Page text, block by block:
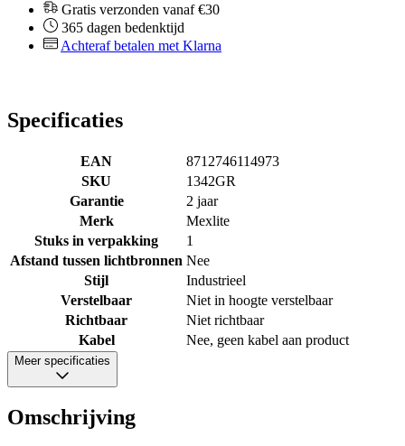
Gratis verzonden vanaf €30
365 dagen bedenktijd
Achteraf betalen met Klarna
Specificaties
EAN
8712746114973
SKU
1342GR
Garantie
2 jaar
Merk
Mexlite
Stuks in verpakking
1
Afstand tussen lichtbronnen Nee
Stijl
Industrieel
Verstelbaar
Niet in hoogte verstelbaar
Richtbaar
Niet richtbaar
Kabel
Nee, geen kabel aan product
Meer specificaties
Omschrijving